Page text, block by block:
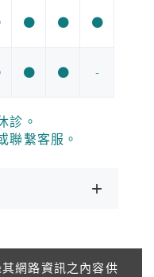
● ● ●
● ● -
診。
聯繫客服。
網路資訊之內容供